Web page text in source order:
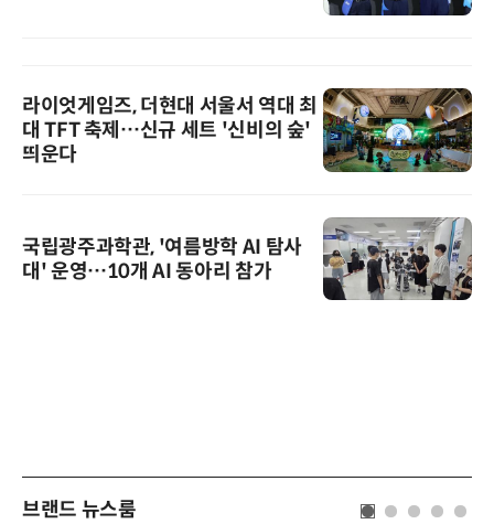
라이엇게임즈, 더현대 서울서 역대 최
대 TFT 축제…신규 세트 '신비의 숲'
띄운다
국립광주과학관, '여름방학 AI 탐사
대' 운영…10개 AI 동아리 참가
브랜드 뉴스룸